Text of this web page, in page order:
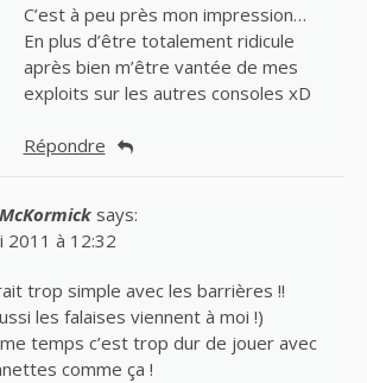
C’est à peu près mon impression…
En plus d’être totalement ridicule
après bien m’être vantée de mes
exploits sur les autres consoles xD
Répondre
says:
2011 à 12:32
trop simple avec les barrières !!
les falaises viennent à moi !)
temps c’est trop dur de jouer avec
comme ça !